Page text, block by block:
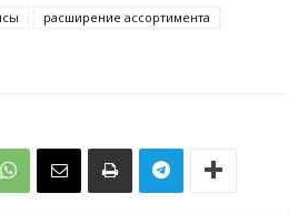
расширение ассортимента